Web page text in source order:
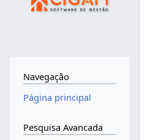
Navegação
Página principal
Pesquisa Avancada